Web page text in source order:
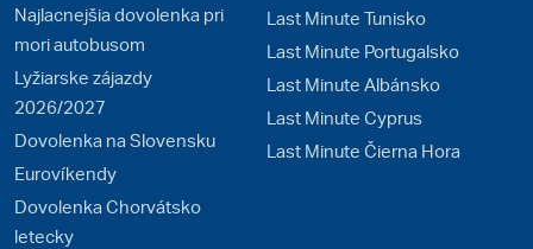
Najlacnejšia dovolenka pri
mori autobusom
Lyžiarske zájazdy
2026/2027
Dovolenka na Slovensku
Eurovíkendy
Dovolenka Chorvátsko
letecky
Last Minute Tunisko
Last Minute Portugalsko
Last Minute Albánsko
Last Minute Cyprus
Last Minute Čierna Hora